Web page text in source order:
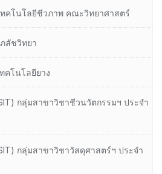
ทคโนโลยีชีวภาพ คณะวิทยาศาสตร์
สัชวิทยา
คโนโลยียาง
กลุ่มสาขาวิชาชีวนวัตกรรมฯ ประจํา
กลุ่มสาขาวิชาวัสดุศาสตร์ฯ ประจํา